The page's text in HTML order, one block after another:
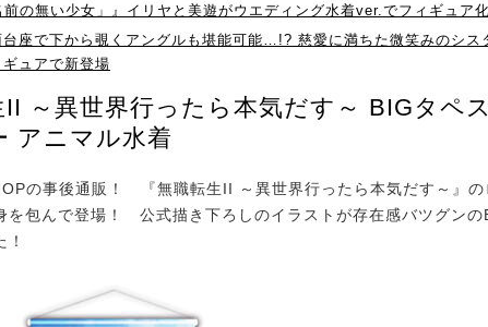
の無い少女」』イリヤと美遊がウエディング水着ver.でフィギュア
台座で下から覗くアングルも堪能可能…!? 慈愛に満ちた微笑みのシス
ギュアで新登場
II ～異世界行ったら本気だす～ BIGタペ
アニマル水着
の事後通販！ 『無職転生II ～異世界行ったら本気だす～』の
を包んで登場！ 公式描き下ろしのイラストが存在感バツグン